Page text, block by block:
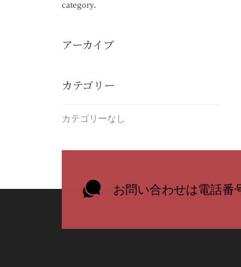
category.
アーカイブ
カテゴリー
カテゴリーなし
お問い合わせは電話番